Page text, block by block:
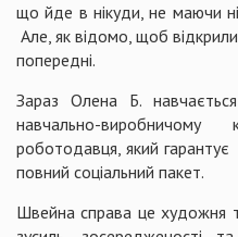
що йде в нікуди, не маючи
Але, як відомо, щоб
попередні.
Зараз Олена Б.
навчально-
роботодавця, який
повний соціальний пакет.
Швейна справа це художня